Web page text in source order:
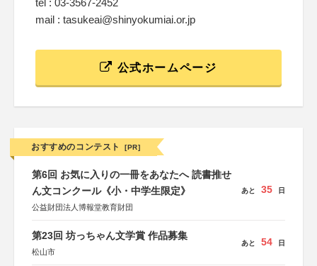
tel : 03-3567-2452
mail : tasukeai@shinyokumiai.or.jp
公式ホームページ
おすすめのコンテスト [PR]
第6回 お気に入りの一冊をあなたへ 読書推せ
ん文コンクール《小・中学生限定》
公益財団法人博報堂教育財団
あと 35 日
第23回 坊っちゃん文学賞 作品募集
松山市
あと 54 日